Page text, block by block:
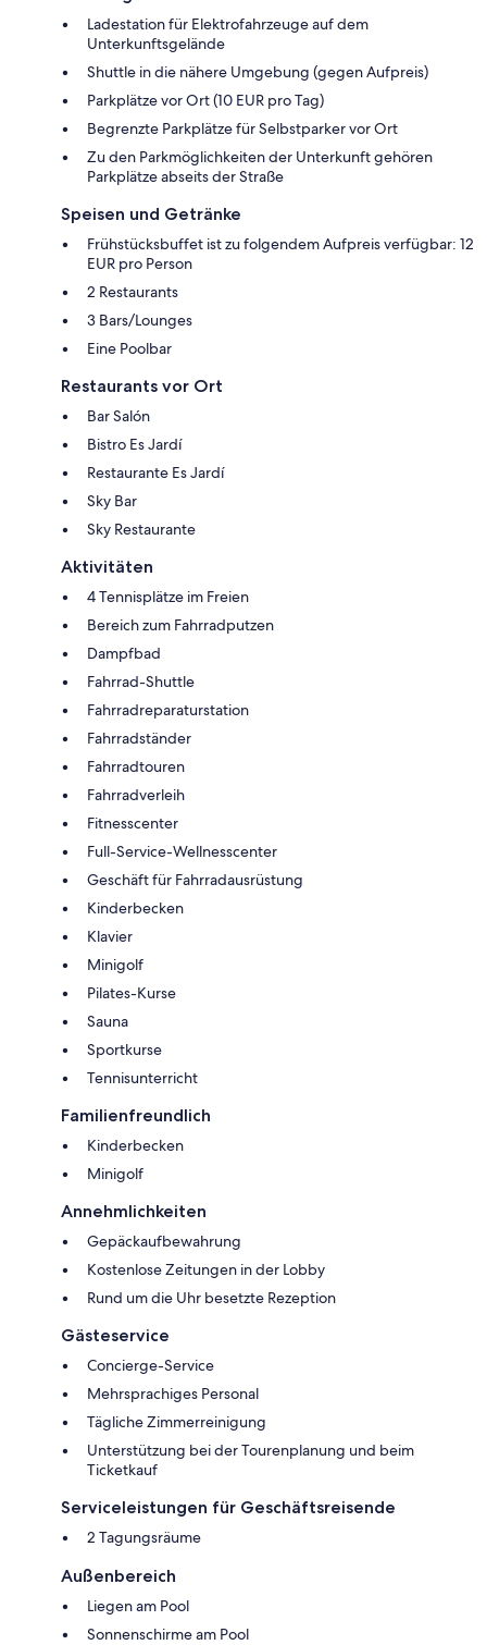
Ladestation für Elektrofahrzeuge auf dem
Unterkunftsgelände
Shuttle in die nähere Umgebung (gegen Aufpreis)
Parkplätze vor Ort (10 EUR pro Tag)
Begrenzte Parkplätze für Selbstparker vor Ort
Zu den Parkmöglichkeiten der Unterkunft gehören
Parkplätze abseits der Straße
Speisen und Getränke
Frühstücksbuffet ist zu folgendem Aufpreis verfügbar: 12
EUR pro Person
2 Restaurants
3 Bars/Lounges
Eine Poolbar
Restaurants vor Ort
Bar Salón
Bistro Es Jardí
Restaurante Es Jardí
Sky Bar
Sky Restaurante
Aktivitäten
4 Tennisplätze im Freien
Bereich zum Fahrradputzen
Dampfbad
Fahrrad-Shuttle
Fahrradreparaturstation
Fahrradständer
Fahrradtouren
Fahrradverleih
Fitnesscenter
Full-Service-Wellnesscenter
Geschäft für Fahrradausrüstung
Kinderbecken
Klavier
Minigolf
Pilates-Kurse
Sauna
Sportkurse
Tennisunterricht
Familienfreundlich
Kinderbecken
Minigolf
Annehmlichkeiten
Gepäckaufbewahrung
Kostenlose Zeitungen in der Lobby
Rund um die Uhr besetzte Rezeption
Gästeservice
Concierge-Service
Mehrsprachiges Personal
Tägliche Zimmerreinigung
Unterstützung bei der Tourenplanung und beim
Ticketkauf
Serviceleistungen für Geschäftsreisende
2 Tagungsräume
Außenbereich
Liegen am Pool
Sonnenschirme am Pool